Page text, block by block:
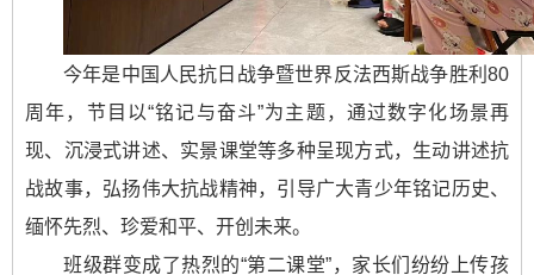
今年是中国人民抗日战争暨世界反法西斯战争胜利80
周年，节目以“铭记与奋斗”为主题，通过数字化场景再
现、沉浸式讲述、实景课堂等多种呈现方式，生动讲述抗
战故事，弘扬伟大抗战精神，引导广大青少年铭记历史、
缅怀先烈、珍爱和平、开创未来。
班级群变成了热烈的“第二课堂”，家长们纷纷上传孩